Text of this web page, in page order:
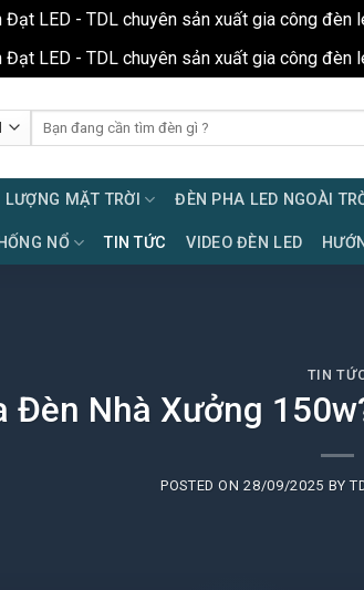
Đạt LED - TDL chuyên sản xuất gia công đèn
Đạt LED - TDL chuyên sản xuất gia công đèn
kiếm:
MẶT TRỜI ĐÈN PHA LED NGOÀI
NỔ TIN TỨC VIDEO ĐÈN LED
TIN
Đèn Nhà Xưởng
POSTED ON28/09/2025 BY